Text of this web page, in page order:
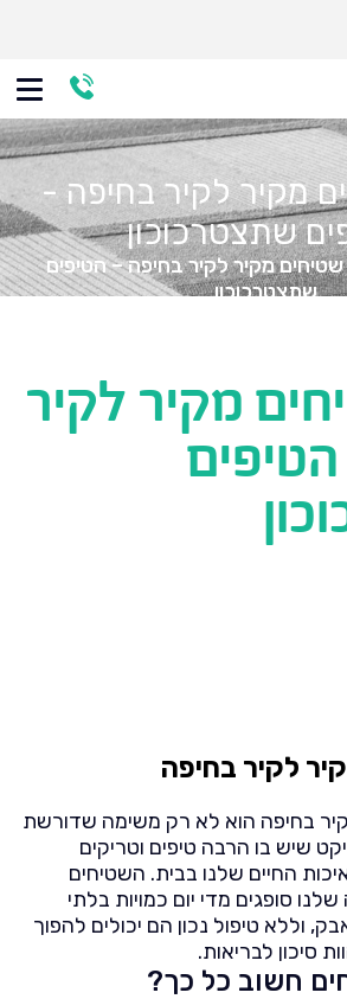
מקיר לקיר בחיפה -
שתצטרכוכון
שטיחים מקיר לקיר בחיפה – הטיפים
שתצטרכוכון
מקיר לקיר
לקיר בחיפה
בחיפה הוא לא רק משימה שדורשת
שיש בו הרבה טיפים וטריקים
החיים שלנו בבית. השטיחים
סופגים מדי יום כמויות בלתי
וללא טיפול נכון הם יכולים להפוך
סיכון לבריאות.
חשוב כל כך?